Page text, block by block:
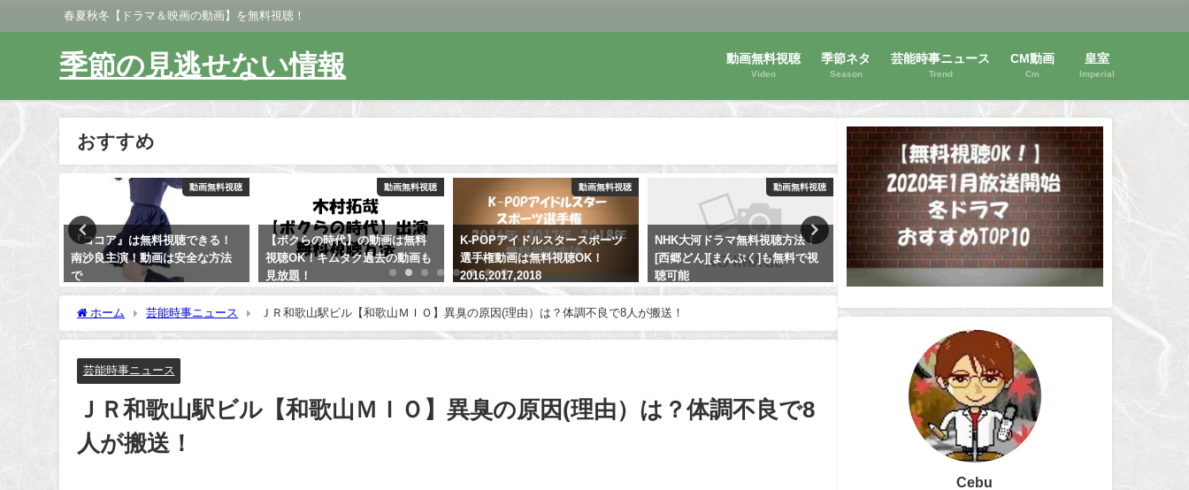
春夏秋冬【ドラマ＆映画の動画】を無料視聴！
季節の見逃せない情報 動画無料視聴
Video
季節ネタ
Season
芸能時事ニュース
Trend
CM動画
Cm
皇室
Imperial
おすすめ
動画無料視聴
【ボクらの時代】の動画は無料
視聴OK！キムタク過去の動画も
見放題！
動画無料視聴
K-POPアイドルスタースポーツ
選手権動画は無料視聴OK！
2016,2017,2018
動画無料視聴
NHK大河ドラマ無料視聴方法！
[西郷どん][まんぷく]も無料で視
聴可能
動画無料視聴
【メゾン・ド・ポリス】ドラマ
動画は無料視聴OK！見逃し視聴
はどこで可能？
動画無料視聴
【約束のネバーランド】放送時
間と見逃し無料視聴方法！あら
3年A組【hulu】オリジナル
式ストーリーは無料視聴
ホーム 芸能時事ニュース ＪＲ和歌山駅ビル【和歌山ＭＩＯ】異臭の原因(理由）は？体調不良で8人が搬送！
芸能時事ニュース
ＪＲ和歌山駅ビル【和歌山ＭＩＯ】異臭の原因(理由）は？体調不良で8
人が搬送！
Cebu